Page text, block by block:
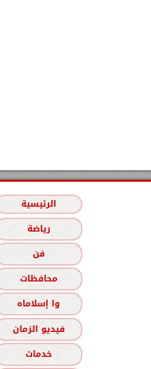
الرئيسية
رياضة
فن
محافظات
وا إسلاماه
فيديو الزمان
خدمات